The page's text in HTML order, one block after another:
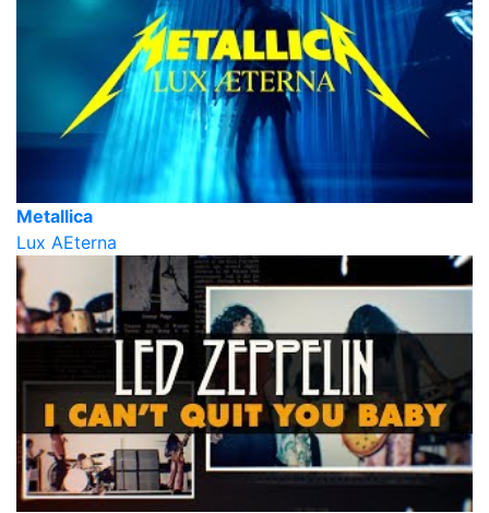
Metallica
Lux AEterna